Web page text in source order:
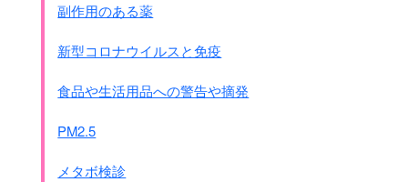
副作用のある薬
新型コロナウイルスと免疫
食品や生活用品への警告や摘発
PM2.5
メタボ検診